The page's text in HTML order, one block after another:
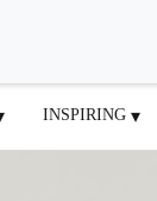
INSPIRING